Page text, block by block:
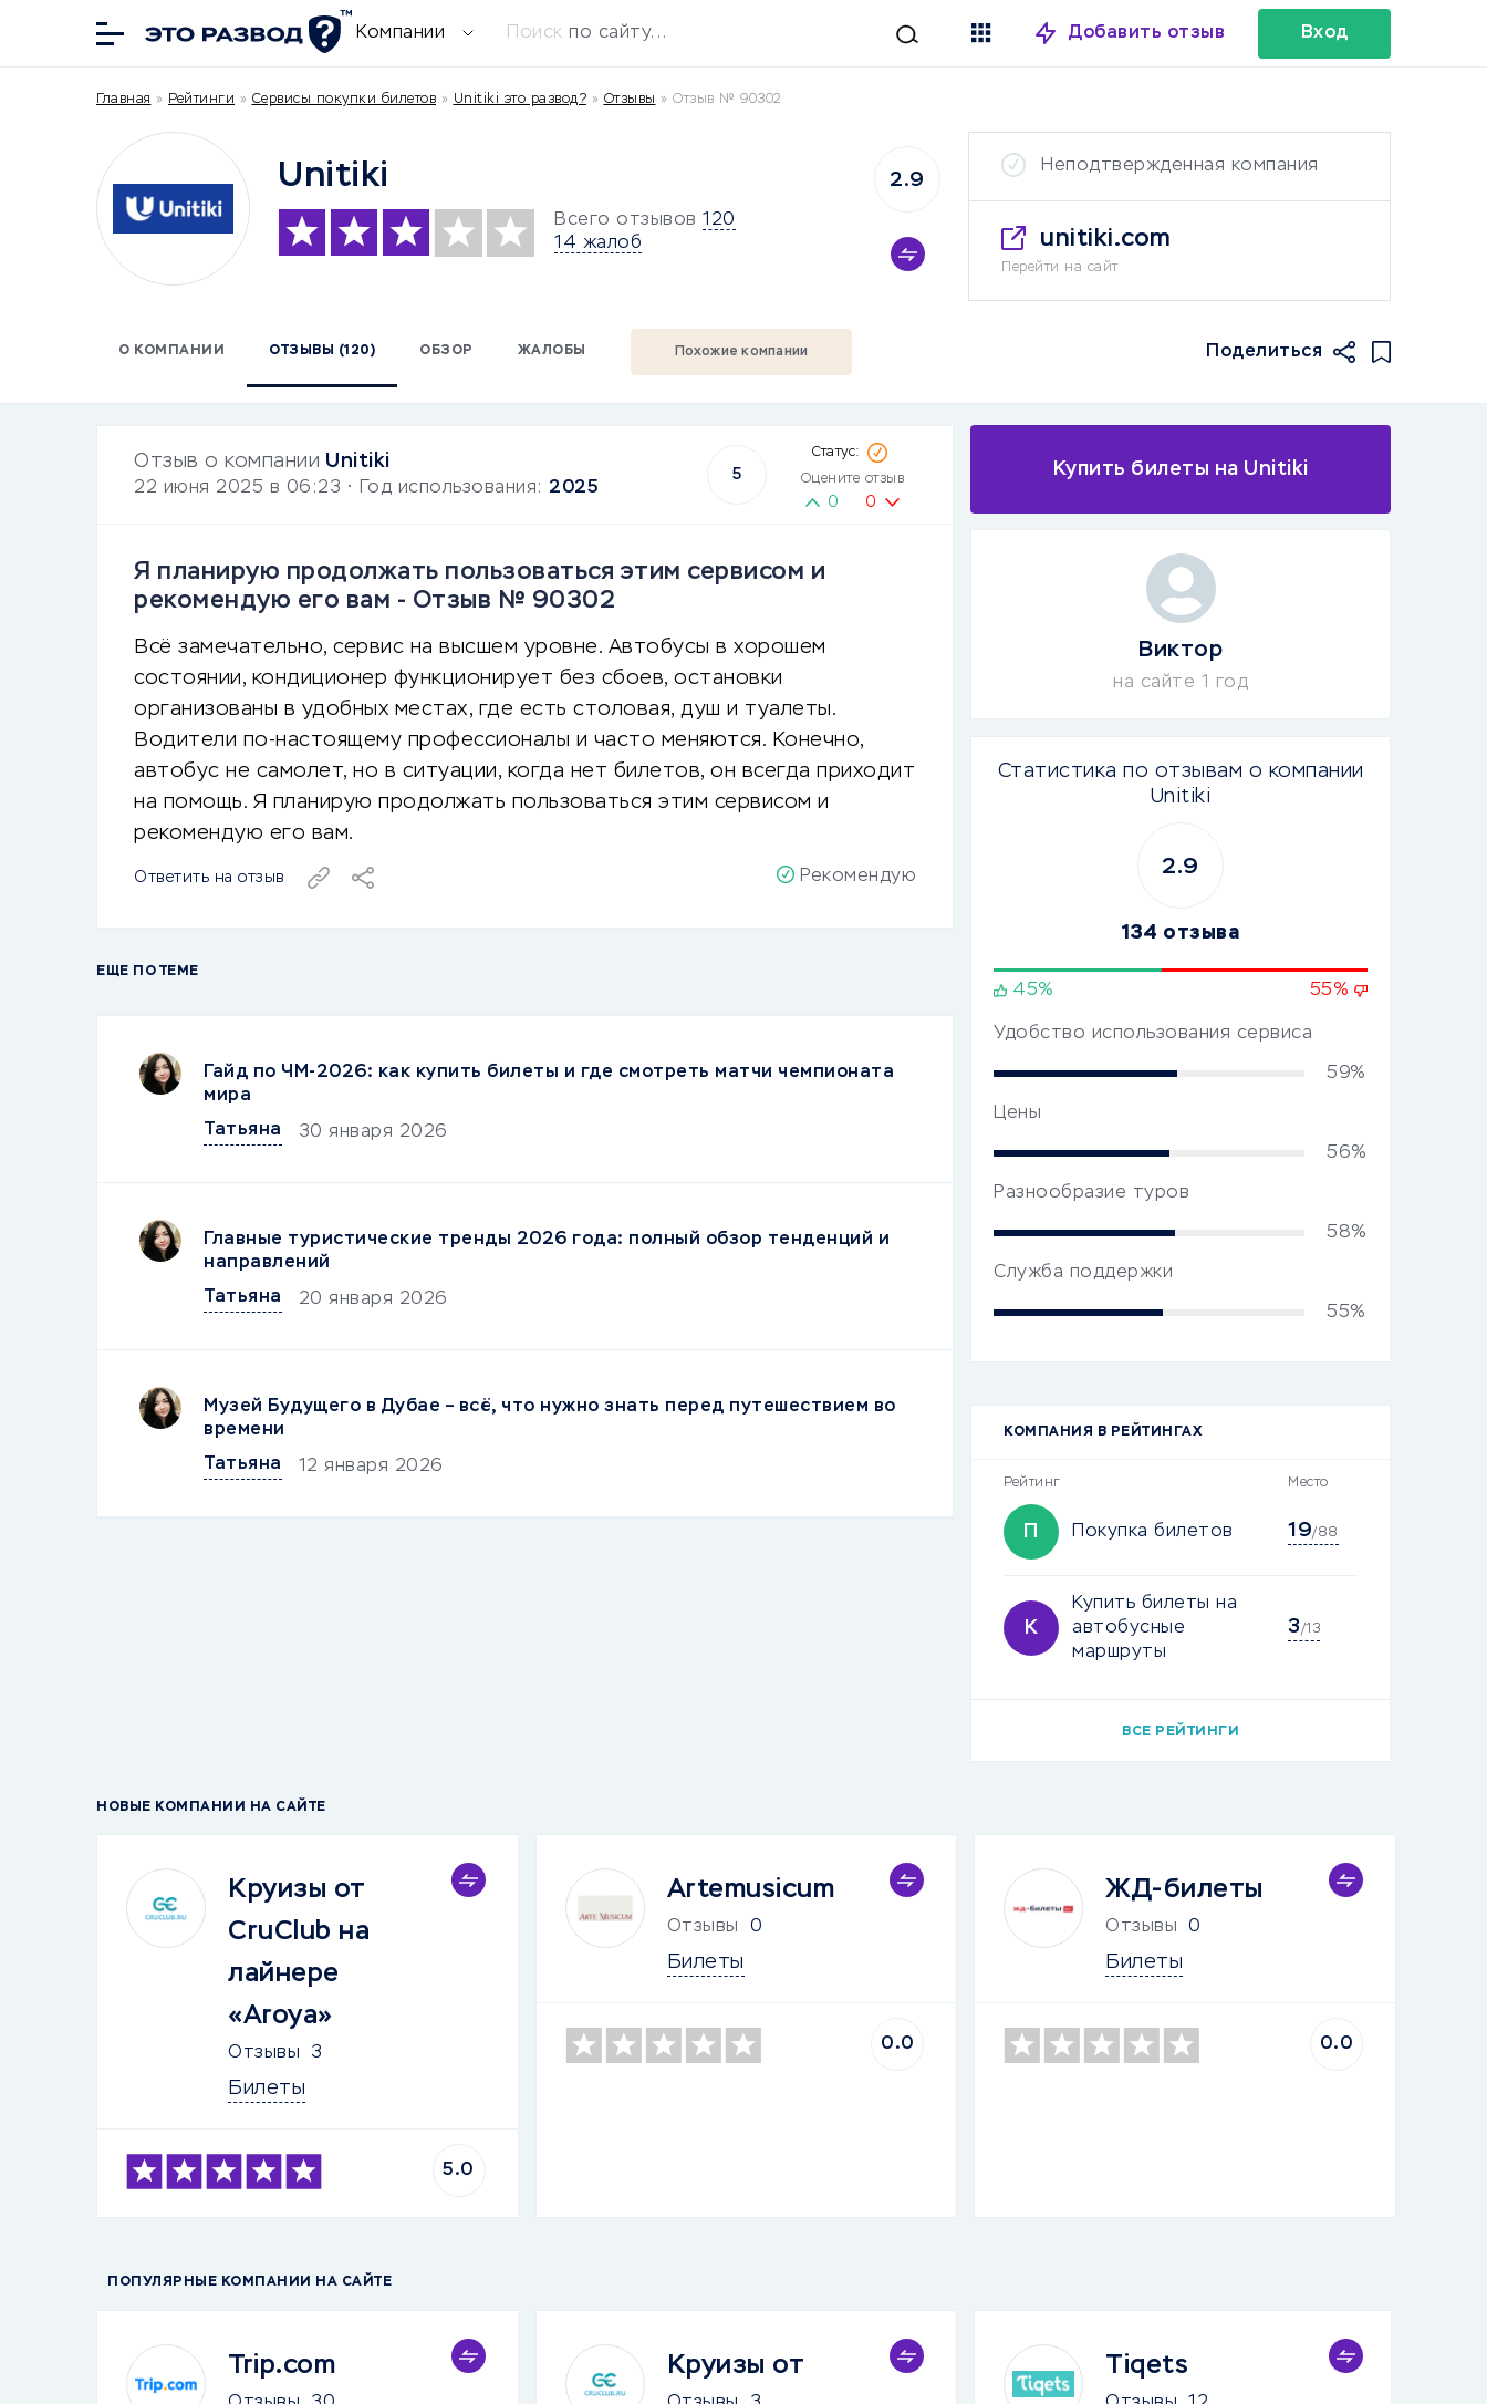
Компании Поиск по сайту... Добавить отзыв Вход
Главная » Рейтинги » Сервисы покупки билетов » Unitiki это развод? » Отзывы » Отзыв № 90302
Unitiki
Всего отзывов 120
14 жалоб
2.9
Неподтвержденная компания
unitiki.com
Перейти на сайт
О КОМПАНИИ ОТЗЫВЫ (120) ОБЗОР ЖАЛОБЫ Похожие компании Поделиться
Отзыв о компании Unitiki
22 июня 2025 в 06:23 • Год использования: 2025
5 Оцените отзыв
0 0
Я планирую продолжать пользоваться этим сервисом и
рекомендую его вам - Отзыв № 90302
Всё замечательно, сервис на высшем уровне. Автобусы в хорошем
состоянии, кондиционер функционирует без сбоев, остановки
организованы в удобных местах, где есть столовая, душ и туалеты.
Водители по-настоящему профессионалы и часто меняются. Конечно,
автобус не самолет, но в ситуации, когда нет билетов, он всегда приходит
на помощь. Я планирую продолжать пользоваться этим сервисом и
рекомендую его вам.
Ответить на отзыв Рекомендую
ЕЩЕ ПО ТЕМЕ
Гайд по ЧМ-2026: как купить билеты и где смотреть матчи чемпионата
мира
Татьяна
30 января 2026
Главные туристические тренды 2026 года: полный обзор тенденций и
направлений
Татьяна
20 января 2026
Музей Будущего в Дубае – всё, что нужно знать перед путешествием во
времени
Татьяна
12 января 2026
Купить билеты на Unitiki
Виктор
на сайте 1 год
Статистика по отзывам о компании
Unitiki
2.9
134 отзыва
45% 55%
Удобство использования сервиса
59%
Цены
56%
Разнообразие туров
58%
Служба поддержки
55%
КОМПАНИЯ В РЕЙТИНГАХ
Рейтинг Место
П Покупка билетов 19/88
К
Купить билеты на
автобусные
маршруты
3/13
ВСЕ РЕЙТИНГИ
НОВЫЕ КОМПАНИИ НА САЙТЕ
Круизы от
CruClub на
лайнере
«Aroya»
Отзывы 3
Билеты
5.0
Artemusicum
Отзывы 0
Билеты
0.0
ЖД-билеты
Отзывы 0
Билеты
0.0
ПОПУЛЯРНЫЕ КОМПАНИИ НА САЙТЕ
Trip.com Круизы от Tiqets